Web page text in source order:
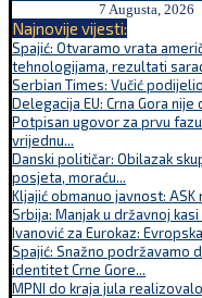
7 Augusta, 2026
Najnovije vijesti:
Spajić: Otvaramo vrata
tehnologijama, rezultati
Serbian Times: Vučić
Delegacija EU: Crna Gora
Potpisan ugovor za prvu
vrijednu...
Danski političar: Obilazak
posjeta, moraću...
Kljajić obmanuo javnost:
Srbija: Manjak u državnoj
Ivanović za Eurokaz:
Spajić: Snažno podržavamo
identitet Crne Gore...
MPNI do kraja jula